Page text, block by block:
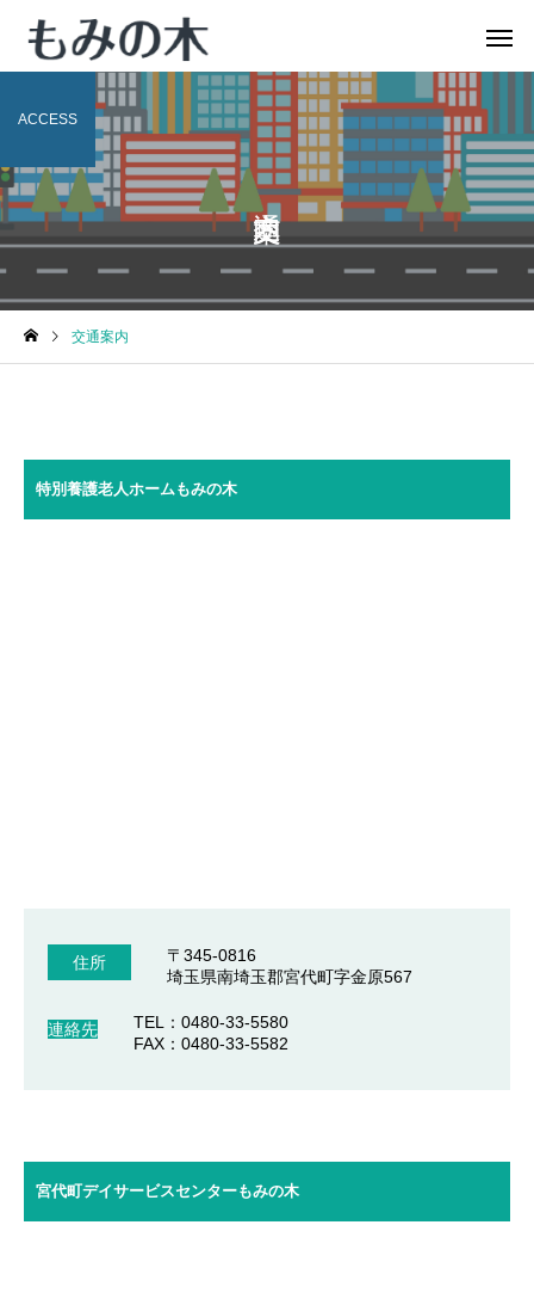
ACCESS
交通案内
特別養護老人ホームもみの木
住所
〒345-0816
埼玉県南埼玉郡宮代町字金原567
連絡先
TEL：0480-33-5580
FAX：0480-33-5582
宮代町デイサービスセンターもみの木